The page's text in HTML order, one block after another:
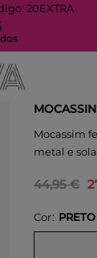
20EXTRA
Mocassim
metal e
44,95 €
Cor PRETO